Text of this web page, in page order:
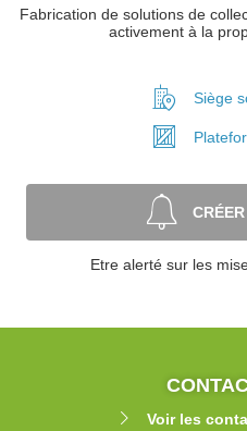
Fabrication de solutions de
activement à la
Siège
Etre alerté sur les
Voir les